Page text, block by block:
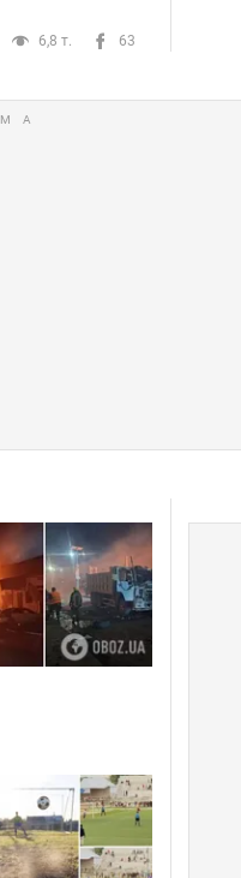
6,8 т. 63